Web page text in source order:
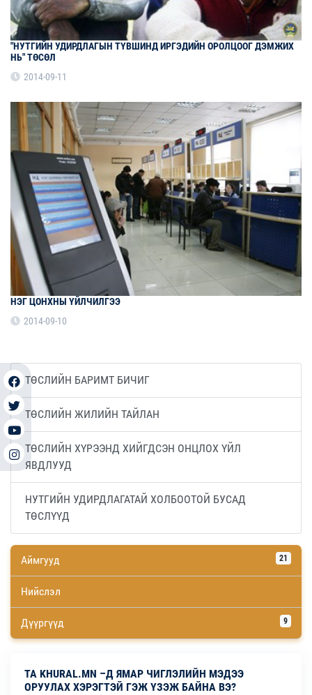
"НУТГИЙН УДИРДЛАГЫН ТҮВШИНД ИРГЭДИЙН ОРОЛЦООГ ДЭМЖИХ
НЬ" ТӨСӨЛ
2014-09-11
НЭГ ЦОНХНЫ ҮЙЛЧИЛГЭЭ
2014-09-10
ТӨСЛИЙН БАРИМТ БИЧИГ
ТӨСЛИЙН ЖИЛИЙН ТАЙЛАН
ТӨСЛИЙН ХҮРЭЭНД ХИЙГДСЭН ОНЦЛОХ ҮЙЛ
ЯВДЛУУД
НУТГИЙН УДИРДЛАГАТАЙ ХОЛБООТОЙ БУСАД
ТӨСЛҮҮД
Аймгууд 21
Нийслэл
Дүүргүүд 9
ТА KHURAL.MN –Д ЯМАР ЧИГЛЭЛИЙН МЭДЭЭ
ОРУУЛАХ ХЭРЭГТЭЙ ГЭЖ ҮЗЭЖ БАЙНА ВЭ?